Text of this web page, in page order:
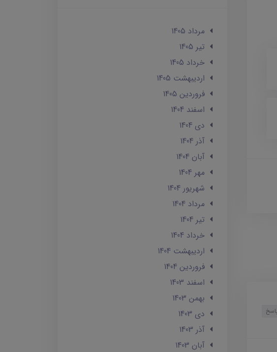
مرداد 1405
تير 1405
خرداد 1405
ارديبهشت 1405
فروردین 1405
اسفند 1404
دی 1404
آذر 1404
آبان 1404
مهر 1404
شهریور 1404
مرداد 1404
تير 1404
خرداد 1404
ارديبهشت 1404
فروردین 1404
اسفند 1403
بهمن 1403
دی 1403
آذر 1403
آبان 1403